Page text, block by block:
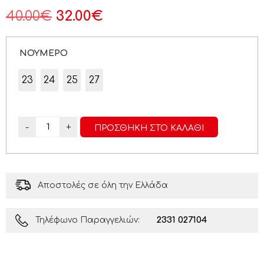
40.00€ 32.00€
ΝΟΥΜΕΡΟ
23 24 25 27
- + ΠΡΟΣΘΉΚΗ ΣΤΟ ΚΑΛΆΘΙ
Αποστολές σε όλη την Ελλάδα
Τηλέφωνο Παραγγελιών: 2331 027104